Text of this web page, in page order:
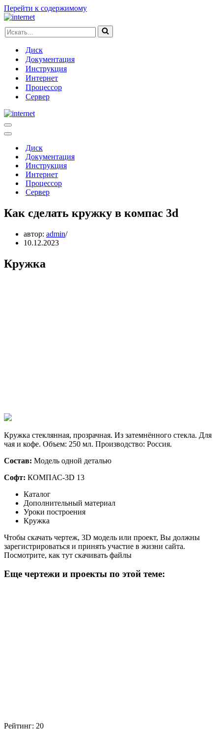
Перейти к содержимому
Искать...
Диск
Документация
Инструкция
Интернет
Процессор
Сервер
Меню
навигации
Меню
навигацииДиск
Документация
Инструкция
Интернет
Процессор
Сервер
Как сделать кружку в компас 3d
автор: admin
10.12.2023
Кружка
Кружка стеклянная, прозрачная. Из затемнённого стекла. Для
чая и кофе. Объем: 250 мл. Производство: Россия.
Состав: Модель одной деталью
Софт: КОМПАС-3D 13
Каталог
Дополнительный материал
Уроки построения
Кружка
Чтобы скачать чертеж, 3D модель или проект, Вы должны
зарегистрироваться и принять участие в жизни сайта.
Посмотрите, как тут скачивать файлы
Еще чертежи и проекты по этой теме:
Рейтинг: 20